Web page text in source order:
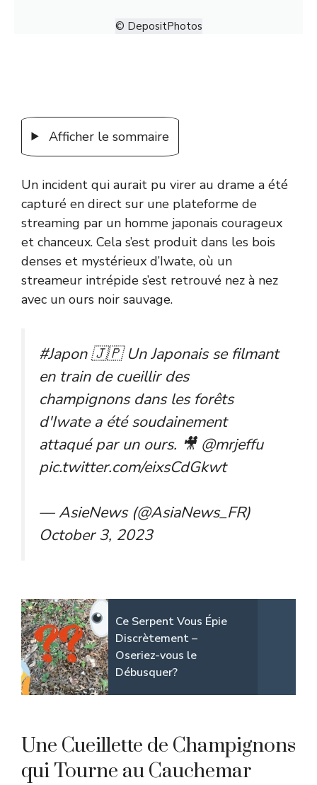
© DepositPhotos
Afficher le sommaire
Un incident qui aurait pu virer au drame a été
capturé en direct sur une plateforme de
streaming par un homme japonais courageux
et chanceux. Cela s’est produit dans les bois
denses et mystérieux d’Iwate, où un
streameur intrépide s’est retrouvé nez à nez
avec un ours noir sauvage.
#Japon🇯🇵 Un Japonais se filmant
en train de cueillir des
champignons dans les forêts
d'Iwate a été soudainement
attaqué par un ours. 🎥 @mrjeffu
pic.twitter.com/eixsCdGkwt
— AsieNews (@AsiaNews_FR)
October 3, 2023
Ce Serpent Vous Épie
Discrètement –
Oseriez-vous le
Débusquer?
Une Cueillette de Champignons
qui Tourne au Cauchemar